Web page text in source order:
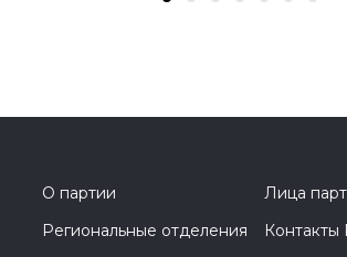
О партии
Лица
Региональные отделения